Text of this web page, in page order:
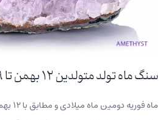
سنگ ماه تولد متولدین ۱۲ بهمن تا ۹ اسفند (ماه فوریه)